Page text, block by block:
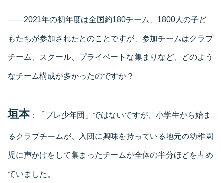
――2021年の初年度は全国約180チーム、1800人の子ど
もたちが参加されたとのことですが、参加チームはクラブ
チーム、スクール、プライベートな集まりなど、どのよう
なチーム構成が多かったのですか？
垣本：「プレ少年団」ではないですが、小学生から始ま
るクラブチームが、入団に興味を持っている地元の幼稚園
児に声かけをして集まったチームが全体の半分ほどを占め
ていました。